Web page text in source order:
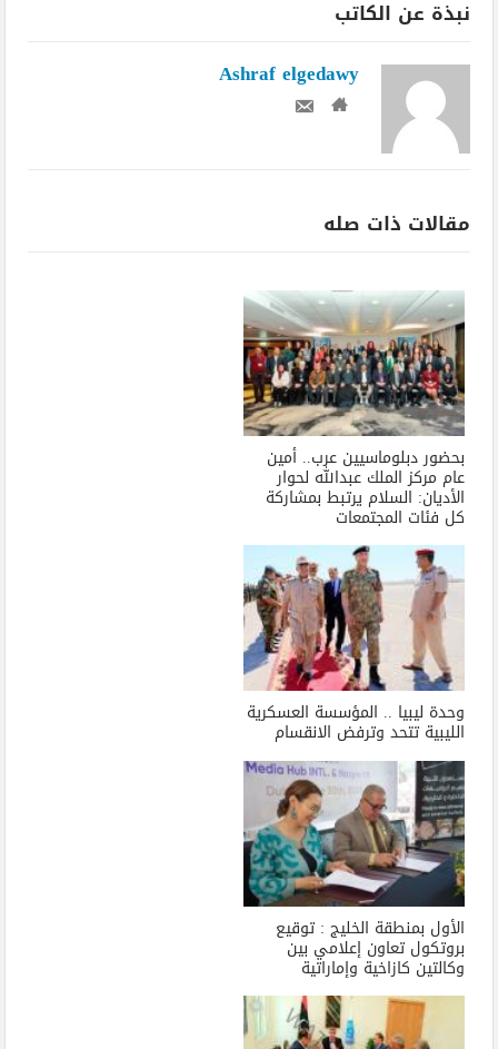
نبذة عن الكاتب
Ashraf elgedawy
مقالات ذات صله
بحضور دبلوماسيين عرب.. أمين
عام مركز الملك عبدالله لحوار
الأديان: السلام يرتبط بمشاركة
كل فئات المجتمعات
وحدة ليبيا .. المؤسسة العسكرية
الليبية تتحد وترفض الانقسام
الأول بمنطقة الخليج : توقيع
بروتكول تعاون إعلامي بين
وكالتين كازاخية وإماراتية